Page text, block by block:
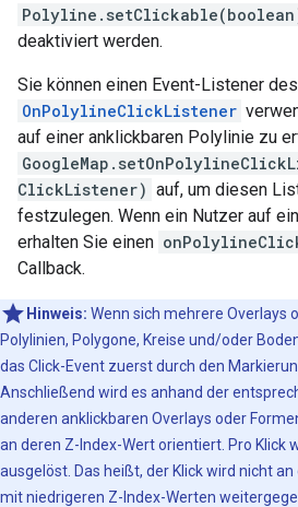
deaktiviert werden.
Sie können einen Event-Listener
OnPolylineClickListener
auf einer anklickbaren Polylinie zu
ClickListener) auf, um diesen
festzulegen. Wenn ein Nutzer auf
erhalten Sie einen
Callback.
Hinweis: Wenn sich mehrere Overlays
Polylinien, Polygone, Kreise und/oder
das Click-Event zuerst durch den
Anschließend wird es anhand der
anderen anklickbaren Overlays oder
an deren Z-Index-Wert orientiert. Pro Klick
ausgelöst. Das heißt, der Klick wird nicht
mit niedrigeren Z-Index-Werten